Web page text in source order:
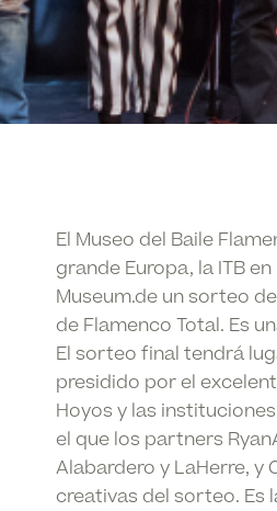
El Museo del Baile
grande Europa, la ITB
Museum.de un sorteo
de Flamenco Total. Es
El sorteo final tendrá
presidido por el
Hoyos y las
el que los partners
Alabardero y LaHerre,
creativas del sorteo. Es